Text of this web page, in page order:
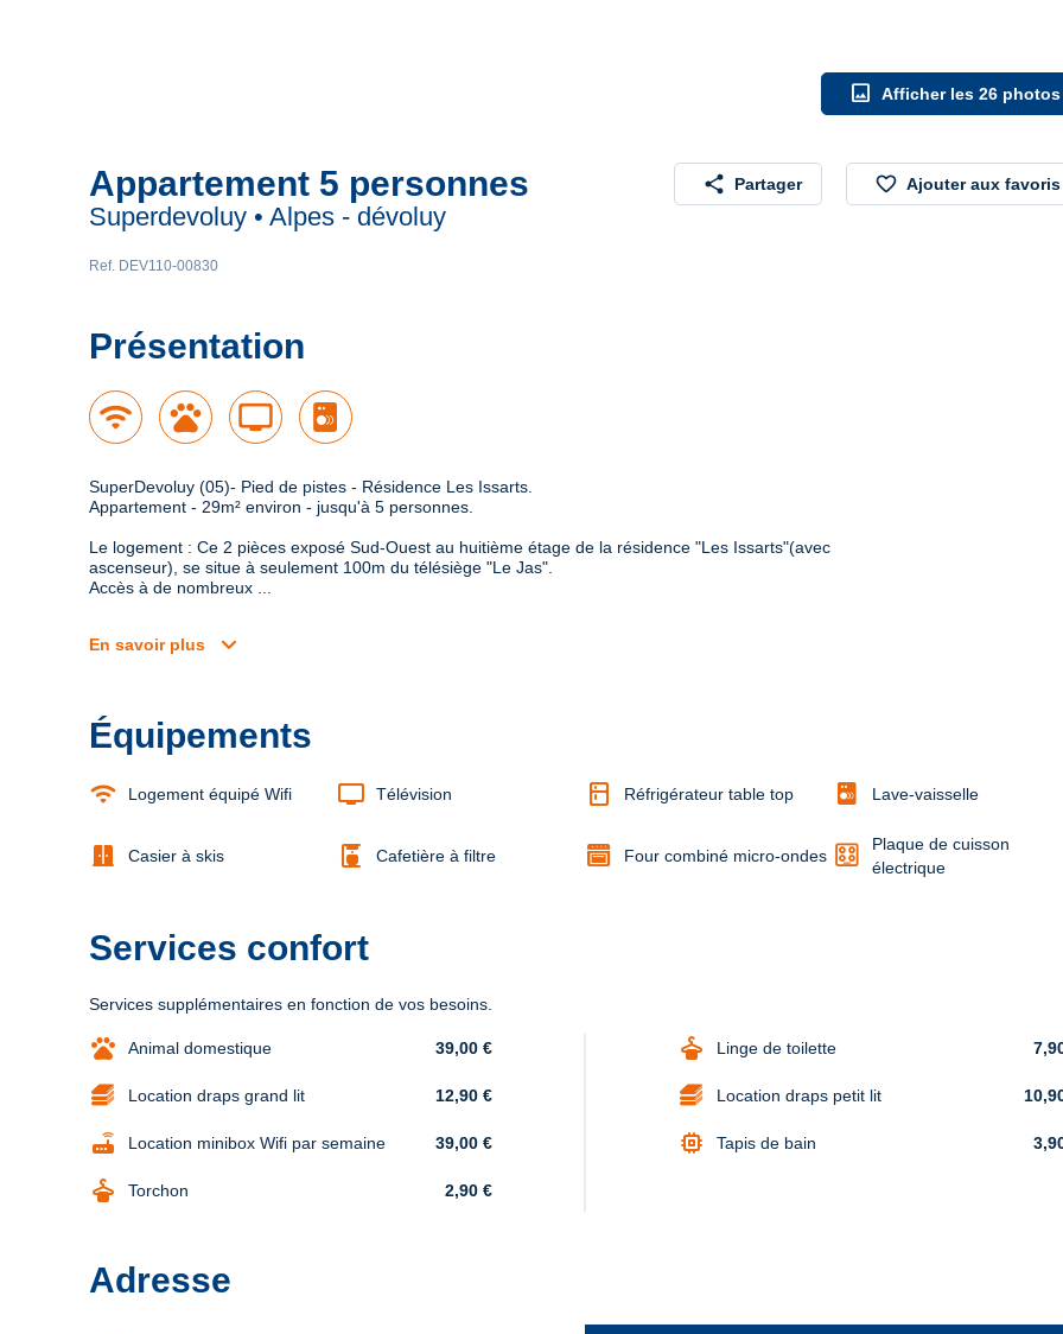
image Afficher les 26 photos
Appartement 5 personnes
Superdevoluy • Alpes - dévoluy
Ref. DEV110-00830
share Partager favorite_border Ajouter aux favoris
Présentation
wifi pets tv
SuperDevoluy (05)- Pied de pistes - Résidence Les Issarts.
Appartement - 29m² environ - jusqu'à 5 personnes.
Le logement : Ce 2 pièces exposé Sud-Ouest au huitième étage de la résidence "Les Issarts"(avec
ascenseur), se situe à seulement 100m du télésiège "Le Jas".
Accès à de nombreux ...
En savoir plus expand_more
Équipements
wifi Logement équipé Wifi tv Télévision kitchen Réfrigérateur table top Lave-vaisselle
door_sliding Casier à skis coffee_maker Cafetière à filtre Four combiné micro-ondes
Plaque de cuisson
électrique
Services confort
Services supplémentaires en fonction de vos besoins.
pets Animal domestique 39,00 € dry_cleaning Linge de toilette
Location draps grand lit 12,90 € Location draps petit lit
router Location minibox Wifi par semaine 39,00 € memory Tapis de bain
dry_cleaning Torchon 2,90 €
Adresse